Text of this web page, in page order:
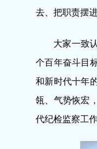
去、把职责摆
大家一致
个百年奋斗目
和新时代十年
瓴、气势恢宏
代纪检监察工